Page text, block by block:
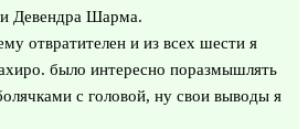
Девендра Шарма.
отвратителен и из всех шести я
было интересно поразмышлять
с головой, ну свои выводы я